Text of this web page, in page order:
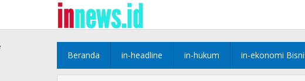
konten
Beranda in-headline in-hukum in-ekonomi